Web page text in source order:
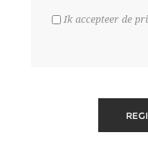
Ik accepteer de